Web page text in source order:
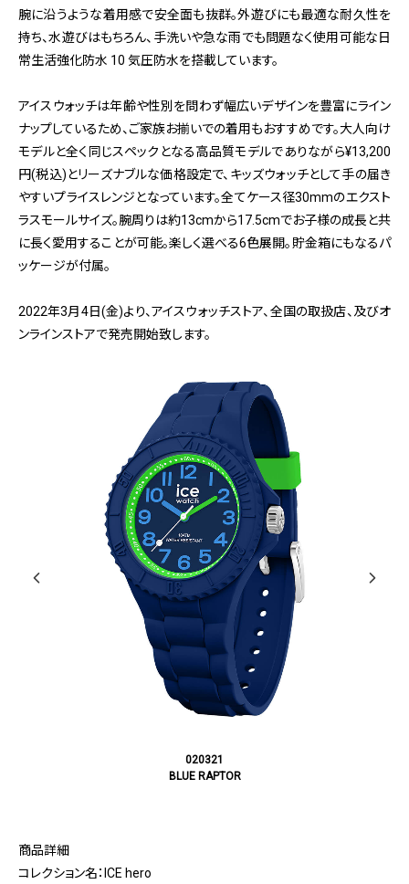
腕に沿うような着用感で安全面も抜群。外遊びにも最適な耐久性を
持ち、水遊びはもちろん、手洗いや急な雨でも問題なく使用可能な日
常生活強化防水 10 気圧防水を搭載しています。
アイスウォッチは年齢や性別を問わず幅広いデザインを豊富にライン
ナップしているため、ご家族お揃いでの着用もおすすめです。大人向け
モデルと全く同じスペックとなる高品質モデルでありながら¥13,200
円(税込)とリーズナブルな価格設定で、キッズウォッチとして手の届き
やすいプライスレンジとなっています。全てケース径30mmのエクスト
ラスモールサイズ。腕周りは約13cmから17.5cmでお子様の成長と共
に長く愛用することが可能。楽しく選べる6色展開。貯金箱にもなるパ
ッケージが付属。
2022年3月4日(金)より、アイスウォッチストア、全国の取扱店、及びオ
ンラインストアで発売開始致します。
020321
BLUE RAPTOR
商品詳細
コレクション名：ICE hero